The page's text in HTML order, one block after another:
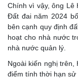
Chính vì vậy, ông Lê
Đất đai năm 2024
bên cạnh quy định
hoạt cho nhà nước
nhà nước quản lý.
Ngoài kiến nghị trên,
điểm tính thời hạn sử